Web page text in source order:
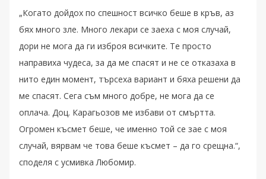
„Когато дойдох по спешност всичко беше в кръв, аз
бях много зле. Много лекари се заеха с моя случай,
дори не мога да ги изброя всичките. Те просто
направиха чудеса, за да ме спасят и не се отказаха в
нито един момент, търсеха вариант и бяха решени да
ме спасят. Сега съм много добре, не мога да се
оплача. Доц. Карагьозов ме избави от смъртта.
Огромен късмет беше, че именно той се зае с моя
случай, вярвам че това беше късмет – да го срещна.“,
споделя с усмивка Любомир.